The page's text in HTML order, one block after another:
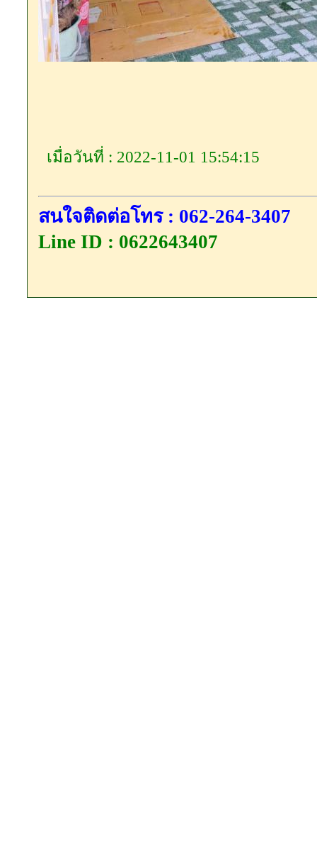
เมื่อวันที่ : 2022-11-01 15:54:15
สนใจติดต่อโทร : 062-264-3407
Line ID : 0622643407